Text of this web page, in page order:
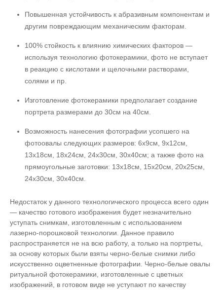
Повышенная устойчивость к абразивным компонентам и
другим повреждающим механическим факторам.
100% стойкость к влиянию химических факторов —
используя технологию фотокерамики, фото не вступает
в реакцию с кислотами и щелочными растворами,
солями и пр.
Изготовление фотокерамики предполагает создание
портрета размерами до 30см на 40см.
Возможность нанесения фотографии усопшего на
фотоовалы следующих размеров: 6х9см, 9х12см,
13х18см, 18х24см, 24х30см, 30х40см; а также фото на
прямоугольные заготовки: 13х18см, 15х20см, 20х25см,
24х30см, 30х40см.
Недостаток у данного технологического процесса всего один
— качество готового изображения будет незначительно
уступать снимкам, изготовленным с использованием
лазерно-порошковой технологии. Данное правило
распространяется не на всю работу, а только на портреты,
за основу которых были взяты черно-белые снимки либо
искусственно оцветненные фотографии. Черно-белые овалы
ритуальной фотокерамики, изготовленные с цветных
изображений, в готовом виде не уступают по качеству